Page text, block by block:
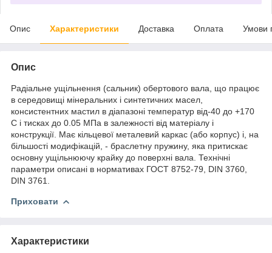
Опис Характеристики Доставка Оплата Умови
Опис
Радіальне ущільнення (сальник) обертового вала, що працює
в середовищі мінеральних і синтетичних масел,
консистентних мастил в діапазоні температур від-40 до +170
С і тисках до 0.05 МПа в залежності від матеріалу і
конструкції. Має кільцевої металевий каркас (або корпус) і, на
більшості модифікацій, - браслетну пружину, яка притискає
основну ущільнюючу крайку до поверхні вала. Технічні
параметри описані в нормативах ГОСТ 8752-79, DIN 3760,
DIN 3761.
Приховати
Характеристики